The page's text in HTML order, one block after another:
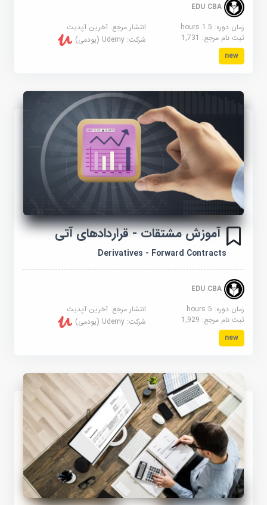
EDU CBA
زمان دوره: 1.5 hours
انتشار مرجع:آخرین آپدیت
ثبت نام مرجع:1,731 شرکت:Udemy (یودمی)
new
آموزش مشتقات - قراردادهای آتی
Derivatives - Forward Contracts
EDU CBA
زمان دوره: 5 hours
انتشار مرجع:آخرین آپدیت
ثبت نام مرجع:1,929 شرکت:Udemy (یودمی)
new